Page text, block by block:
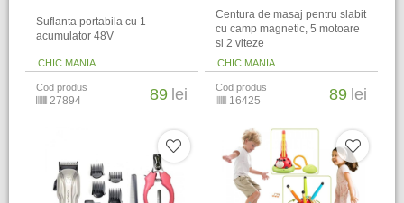
Suflanta portabila cu 1
acumulator 48V
CHIC MANIA
Cod produs
27894 89 lei
Centura de masaj pentru slabit
cu camp magnetic, 5 motoare
si 2 viteze
CHIC MANIA
Cod produs
16425 89 lei